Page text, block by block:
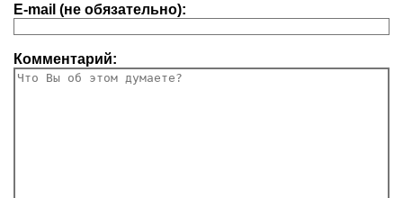
E-mail (не обязательно):
Комментарий: